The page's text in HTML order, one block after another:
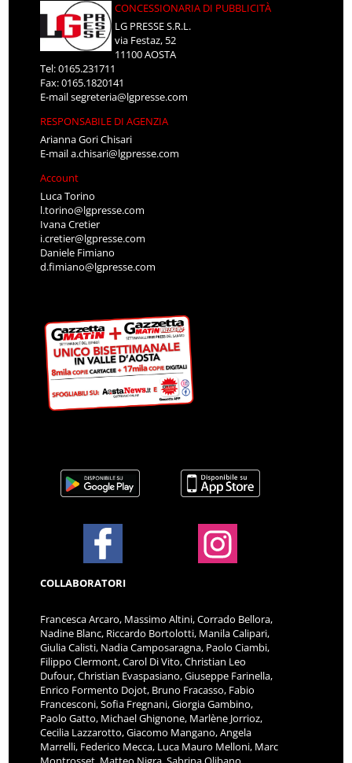
CONCESSIONARIA DI PUBBLICITÀ
LG PRESSE S.R.L.
via Festaz, 52
11100 AOSTA
Tel: 0165.231711
Fax: 0165.1820141
E-mailsegreteria@lgpresse.com
RESPONSABILE DI AGENZIA
Arianna Gori Chisari
E-maila.chisari@lgpresse.com
Account
Luca Torino
l.torino@lgpresse.com
Ivana Cretier
i.cretier@lgpresse.com
Daniele Fimiano
d.fimiano@lgpresse.com
COLLABORATORI
Francesca Arcaro, Massimo Altini, Corrado Bellora,
Nadine Blanc, Riccardo Bortolotti, Manila Calipari,
Giulia Calisti, Nadia Camposaragna, Paolo Ciambi,
Filippo Clermont, Carol Di Vito, Christian Leo
Dufour, Christian Evaspasiano, Giuseppe Farinella,
Enrico Formento Dojot, Bruno Fracasso, Fabio
Francesconi, Sofia Fregnani, Giorgia Gambino,
Paolo Gatto, Michael Ghignone, Marlène Jorrioz,
Cecilia Lazzarotto, Giacomo Mangano, Angela
Marrelli, Federico Mecca, Luca Mauro Melloni, Marc